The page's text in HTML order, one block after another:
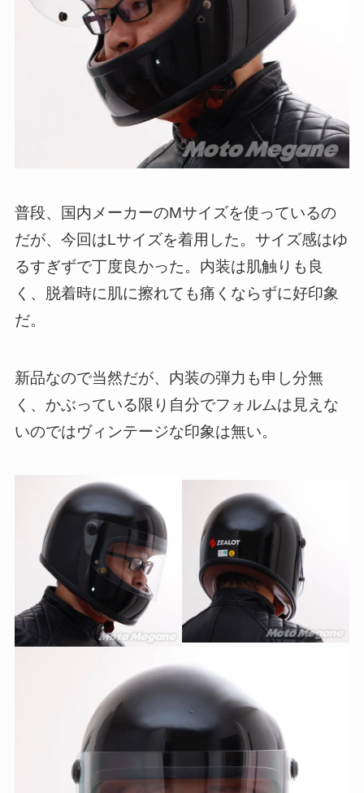
普段、国内メーカーのMサイズを使っているの
だが、今回はLサイズを着用した。サイズ感はゆ
るすぎずで丁度良かった。内装は肌触りも良
く、脱着時に肌に擦れても痛くならずに好印象
だ。
新品なので当然だが、内装の弾力も申し分無
く、かぶっている限り自分でフォルムは見えな
いのではヴィンテージな印象は無い。